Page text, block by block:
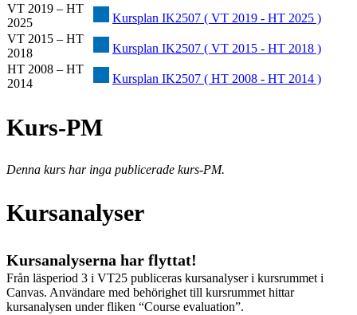
VT 2019 – HT
2025
Kursplan IK2507 ( VT 2019 - HT 2025 )
VT 2015 – HT
2018
Kursplan IK2507 ( VT 2015 - HT 2018 )
HT 2008 – HT
2014
Kursplan IK2507 ( HT 2008 - HT 2014 )
Kurs-PM
Denna kurs har inga publicerade kurs-PM.
Kursanalyser
Kursanalyserna har flyttat!
Från läsperiod 3 i VT25 publiceras kursanalyser i kursrummet i
Canvas. Användare med behörighet till kursrummet hittar
kursanalysen under fliken “Course evaluation”.